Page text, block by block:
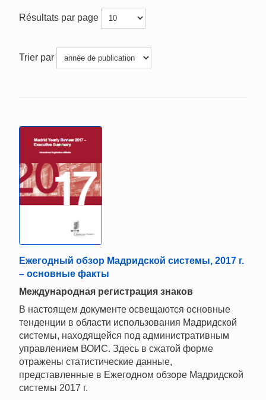
Résultats par page
Trier par
Ежегодный обзор Мадридской системы, 2017 г.
– основные факты
Международная регистрация знаков
В настоящем документе освещаются основные
тенденции в области использования Мадридской
системы, находящейся под административным
управлением ВОИС. Здесь в сжатой форме
отражены статистические данные,
представленные в Ежегодном обзоре Мадридской
системы 2017 г.